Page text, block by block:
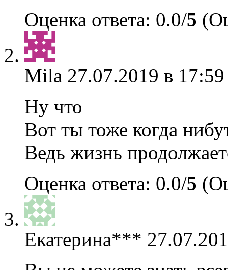
Оценка ответа: 0.0/5
Mila 27.07.2019 в
Ну что
Вот ты тоже когда
Ведь жизнь
Оценка ответа: 0.0/5
Екатерина***